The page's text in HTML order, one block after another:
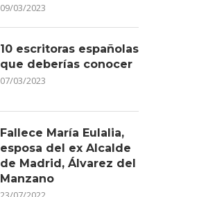
09/03/2023
10 escritoras españolas
que deberías conocer
07/03/2023
Fallece María Eulalia,
esposa del ex Alcalde
de Madrid, Álvarez del
Manzano